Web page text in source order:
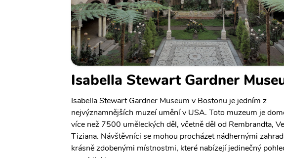
Isabella Stewart Gardner
Isabella Stewart Gardner Museum v Bostonu je jedním z
nejvýznamnějších muzeí umění v USA. Toto muzeum je
více než 7500 uměleckých děl, včetně děl od Rembrandta,
Tiziana. Návštěvníci se mohou procházet nádhernými
krásně zdobenými místnostmi, které nabízejí jedinečný